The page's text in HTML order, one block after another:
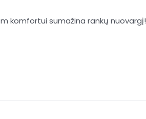
komfortui sumažina rankų nuovargį!